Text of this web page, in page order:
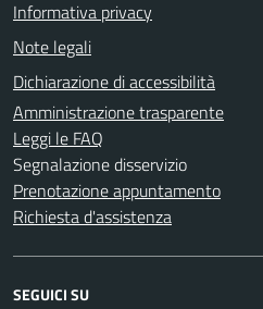
Informativa privacy
Note legali
Dichiarazione di accessibilità
Amministrazione trasparente
Leggi le FAQ
Segnalazione disservizio
Prenotazione appuntamento
Richiesta d'assistenza
SEGUICI SU